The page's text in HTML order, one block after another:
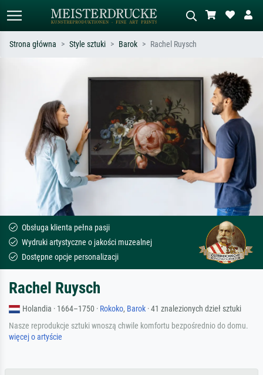
Monet, Gwiaździsta noc,
impresjonizm, fala Hokusaia, akt.
Opisz scenę – np. zielona łąka,
abstrakcja z czerwienią, ciemny olej,
stojący akt obok drzewa.
Strona główna Style sztuki Barok Rachel Ruysch
Obsługa klienta pełna pasji
Wydruki artystyczne o jakości muzealnej
Dostępne opcje personalizacji
Rachel Ruysch
Holandia · 1664–1750 · Rokoko, Barok · 41 znalezionych dzieł sztuki
Nasze reprodukcje sztuki wnoszą chwile komfortu bezpośrednio do domu.
więcej o artyście